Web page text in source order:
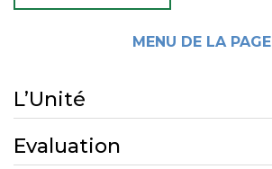
MENU DE LA PAGE
L’Unité
Evaluation